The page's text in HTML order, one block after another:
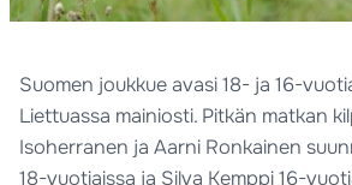
Suomen joukkue avasi 18- ja 16-
Liettuassa mainiosti. Pitkän matkan
Isoherranen ja Aarni Ronkainen
18-vuotiaissa ja Silva Kemppi 16-